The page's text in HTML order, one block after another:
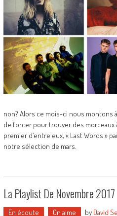
non? Alors ce mois-ci nous montons
de forcer pour trouver des morceaux
premier d’entre eux, « Last Words »
notre sélection de mars.
La Playlist De Novembre 2017
En écoute On aime by David